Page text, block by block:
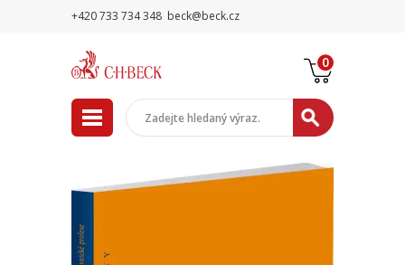
+420 733 734 348 beck@beck.cz
0